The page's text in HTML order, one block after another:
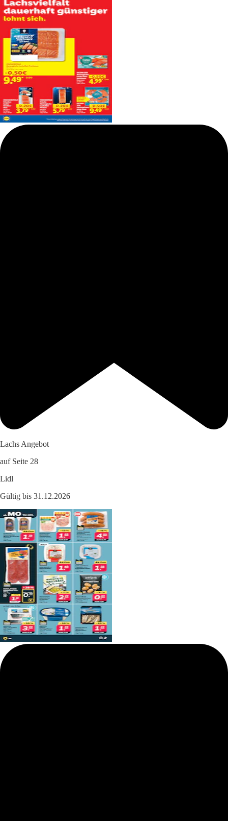
Lachs Angebot
auf Seite 28
Lidl
Gültig bis 31.12.2026